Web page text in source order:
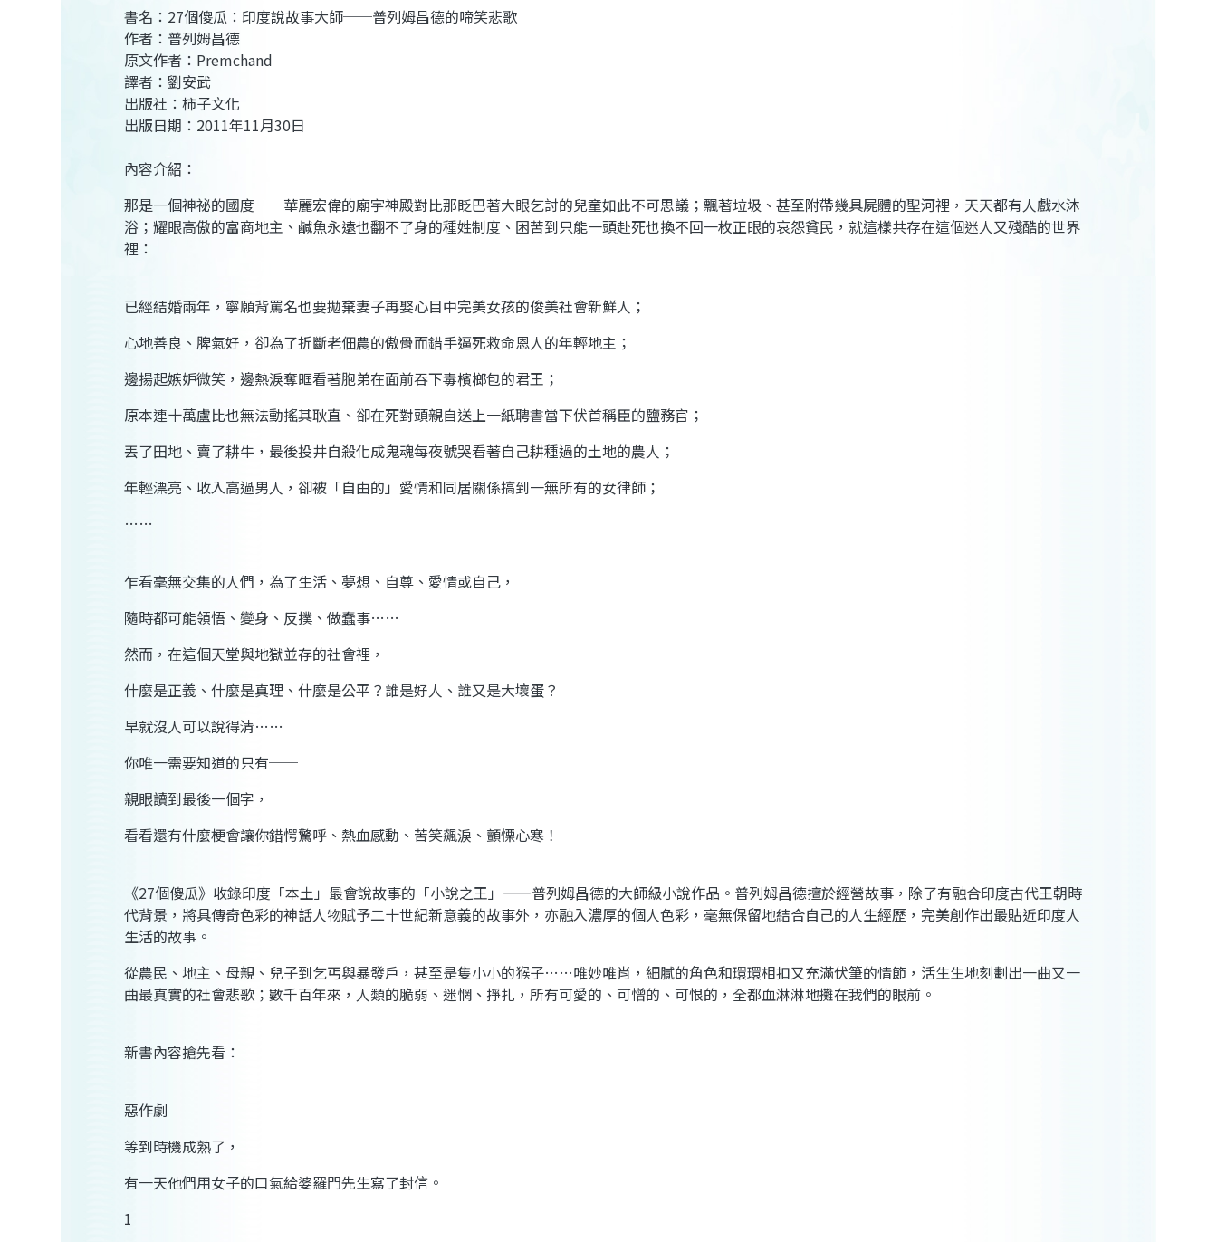
書名：27個傻瓜：印度說故事大師──普列姆昌德的啼笑悲歌
作者：普列姆昌德
原文作者：Premchand
譯者：劉安武
出版社：柿子文化
出版日期：2011年11月30日
內容介紹：
那是一個神祕的國度──華麗宏偉的廟宇神殿對比那眨巴著大眼乞討的兒童如此不可思議；飄著垃圾、甚至附帶幾具屍體的聖河裡，天天都有人戲水沐
浴；耀眼高傲的富商地主、鹹魚永遠也翻不了身的種姓制度、困苦到只能一頭赴死也換不回一枚正眼的哀怨貧民，就這樣共存在這個迷人又殘酷的世界
裡：
已經結婚兩年，寧願背罵名也要拋棄妻子再娶心目中完美女孩的俊美社會新鮮人；
心地善良、脾氣好，卻為了折斷老佃農的傲骨而錯手逼死救命恩人的年輕地主；
邊揚起嫉妒微笑，邊熱淚奪眶看著胞弟在面前吞下毒檳榔包的君王；
原本連十萬盧比也無法動搖其耿直、卻在死對頭親自送上一紙聘書當下伏首稱臣的鹽務官；
丟了田地、賣了耕牛，最後投井自殺化成鬼魂每夜號哭看著自己耕種過的土地的農人；
年輕漂亮、收入高過男人，卻被「自由的」愛情和同居關係搞到一無所有的女律師；
……
乍看毫無交集的人們，為了生活、夢想、自尊、愛情或自己，
隨時都可能領悟、變身、反撲、做蠢事……
然而，在這個天堂與地獄並存的社會裡，
什麼是正義、什麼是真理、什麼是公平？誰是好人、誰又是大壞蛋？
早就沒人可以說得清……
你唯一需要知道的只有──
親眼讀到最後一個字，
看看還有什麼梗會讓你錯愕驚呼、熱血感動、苦笑飆淚、顫慄心寒！
《27個傻瓜》收錄印度「本土」最會說故事的「小說之王」——普列姆昌德的大師級小說作品。普列姆昌德擅於經營故事，除了有融合印度古代王朝時
代背景，將具傳奇色彩的神話人物賦予二十世紀新意義的故事外，亦融入濃厚的個人色彩，毫無保留地結合自己的人生經歷，完美創作出最貼近印度人
生活的故事。
從農民、地主、母親、兒子到乞丐與暴發戶，甚至是隻小小的猴子……唯妙唯肖，細膩的角色和環環相扣又充滿伏筆的情節，活生生地刻劃出一曲又一
曲最真實的社會悲歌；數千百年來，人類的脆弱、迷惘、掙扎，所有可愛的、可憎的、可恨的，全都血淋淋地攤在我們的眼前。
新書內容搶先看：
惡作劇
等到時機成熟了，
有一天他們用女子的口氣給婆羅門先生寫了封信。
1